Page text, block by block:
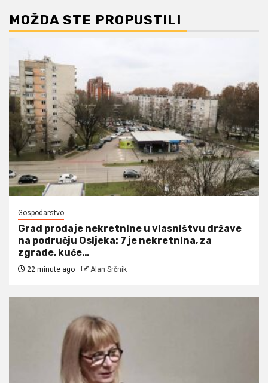
MOŽDA STE PROPUSTILI
Gospodarstvo
Grad prodaje nekretnine u vlasništvu države
na području Osijeka: 7 je nekretnina, za
zgrade, kuće…
22 minute ago Alan Srčnik